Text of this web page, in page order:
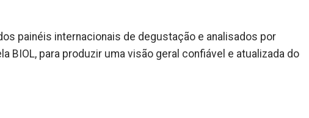
painéis internacionais de degustação e analisados por
BIOL, para produzir uma visão geral confiável e atualizada do